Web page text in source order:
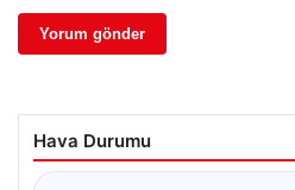
Hava Durumu